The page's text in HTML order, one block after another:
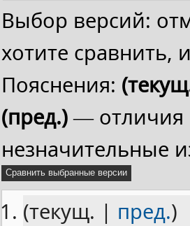
Выбор версий:
хотите
Пояснения:
(пред.)— отличия
незначительные
(текущ. | пред.)